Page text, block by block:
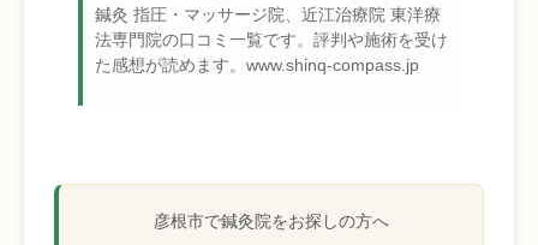
鍼灸 指圧・マッサージ院、近江治療院 東洋療
法専門院の口コミ一覧です。評判や施術を受け
た感想が読めます。www.shinq-compass.jp
彦根市で鍼灸院をお探しの方へ